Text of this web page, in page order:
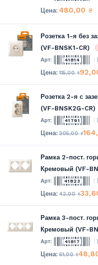
480,00 ₴
Розетка 1-я без
(VF-BNSK1-CR)
41814
115,00₴
Розетка 2-я с
(VF-BNSK2G-CR)
41791
205,00₴
Рамка 2-пост.
Кремовый (VF-
41823
42,00₴
Рамка 3-пост.
Кремовый (VF-
41817
61,00₴